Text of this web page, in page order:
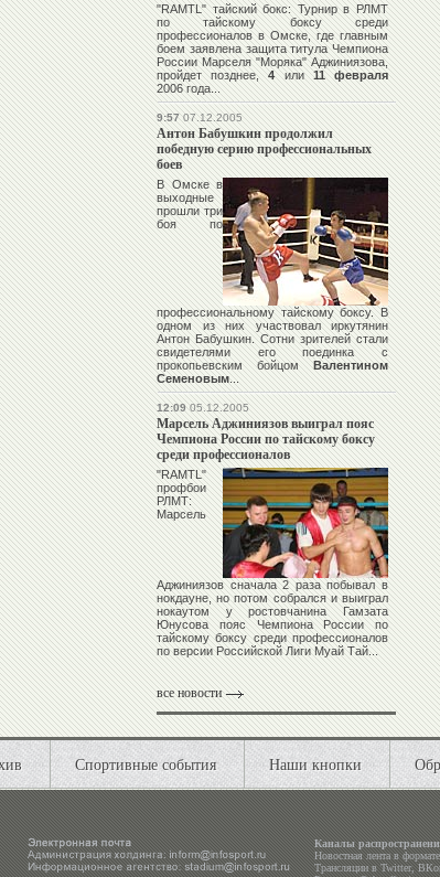
"RAMTL" тайский бокс: Турнир в РЛМТ
по тайскому боксу среди
профессионалов в Омске, где главным
боем заявлена защита титула Чемпиона
РоссииМарселя "Моряка" Аджиниязова,
пройдет позднее,4или11 февраля
2006 года...
9:5707.12.2005
Антон Бабушкин продолжил
победную серию профессиональных
боев
В Омске в
выходные
прошли три
боя по
профессиональному тайскому боксу. В
одном из них участвовал иркутянин
Антон Бабушкин. Сотни зрителей стали
свидетелями его поединка с
прокопьевским бойцомВалентином
Семеновым...
12:0905.12.2005
Марсель Аджиниязов выиграл пояс
Чемпиона России по тайскому боксу
среди профессионалов
"RAMTL"
профбои
РЛМТ:
Марсель
Аджиниязовсначала 2 раза побывал в
нокдауне, но потом собрался и выиграл
нокаутом у ростовчанинаГамзата
Юнусовапояс Чемпиона России по
тайскому боксу среди профессионалов
по версии Российской Лиги Муай Тай...
все новости
Спортивные события Наши кнопки
Каналы
Новостная лента в
Трансляции вTwitter,